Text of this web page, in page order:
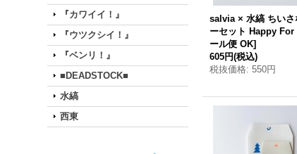
『カワイイ！』
『ウツクシイ！』
『ベンリ！』
■DEADSTOCK■
水縞
西東
salvia × 水縞 ちいさ
ーセット Happy For
ール便 OK]
605円(税込)
税抜価格: 550円